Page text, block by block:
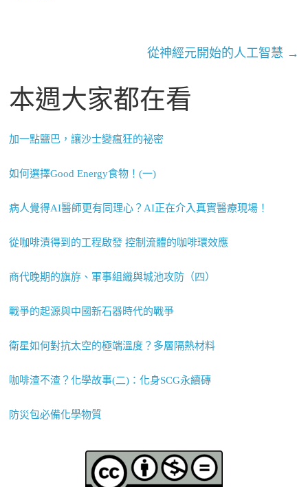
從神經元開始的人工智慧 →
本週大家都在看
加一點鹽巴，讓沙士變瘋狂的祕密
如何選擇Good Energy食物！(一)
病人覺得AI醫師更有同理心？AI正在介入真實醫療現場！
從咖啡漬得到的工程啟發 控制流體的咖啡環效應
商代晚期的旗斿、軍事組織與城池攻防（四）
戰爭的起源與中國新石器時代的戰爭
衛星如何對抗太空的極端溫度？多層隔熱材料
咖啡渣不渣？化學故事(二)：化身SCG永續磚
防災包必備化學物質